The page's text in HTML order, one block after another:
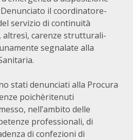
il coordinatore-
servizio di continuità
altresì, carenze strutturali-
segnalate alla
stati denunciati alla Procura
poichèritenuti
nell’ambito delle
professionali, di
di confezioni di